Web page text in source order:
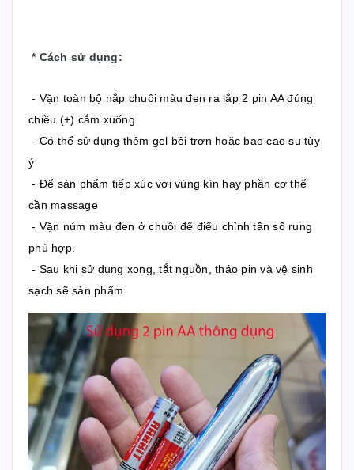
* Cách sử dụng:
- Vặn toàn bộ nắp chuôi màu đen ra lắp 2 pin AA đúng
chiều (+) cắm xuống
- Có thể sử dụng thêm gel bôi trơn hoặc bao cao su tùy
ý
- Để sản phẩm tiếp xúc với vùng kín hay phần cơ thể
cần massage
- Vặn núm màu đen ở chuôi để điểu chỉnh tần số rung
phù hợp.
- Sau khi sử dụng xong, tắt nguồn, tháo pin và vệ sinh
sạch sẽ sản phẩm.